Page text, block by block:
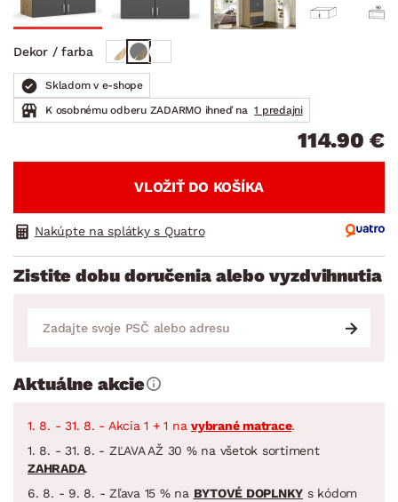
Dekor / farba
Skladom v e-shope
K osobnému odberu ZADARMO ihneď na 1 predajni
114.90 €
VLOŽIŤ DO KOŠÍKA
Nakúpte na splátky s Quatro
Zistite dobu doručenia alebo vyzdvihnutia
Aktuálne akcie
1. 8. - 31. 8. - Akcia 1 + 1 na vybrané matrace.
1. 8. - 31. 8. - ZĽAVA AŽ 30 % na všetok sortiment
ZAHRADA.
6. 8. - 9. 8. - Zľava 15 % na BYTOVÉ DOPLNKY s kódom